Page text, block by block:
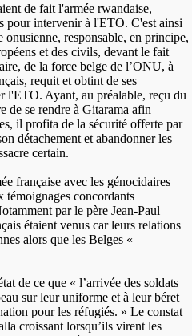
de fait l'armée rwandaise,
pour intervenir à l'ETO. C'est ainsi
onusienne, responsable, en principe,
et des civils, devant le fait
de la force belge de l’ONU, à
requit et obtint de ses
l'ETO. Ayant, au préalable, reçu du
de se rendre à Gitarama afin
il profita de la sécurité offerte par
détachement et abandonner les
certain.
française avec les génocidaires
témoignages concordants
par le père Jean-Paul
étaient venus car leurs relations
alors que les Belges «
de ce que « l’arrivée des soldats
sur leur uniforme et à leur béret
pour les réfugiés. » Le constat
croissant lorsqu’ils virent les